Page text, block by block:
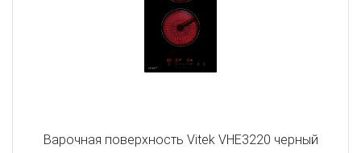
Варочная поверхность Vitek VHE3220 черный